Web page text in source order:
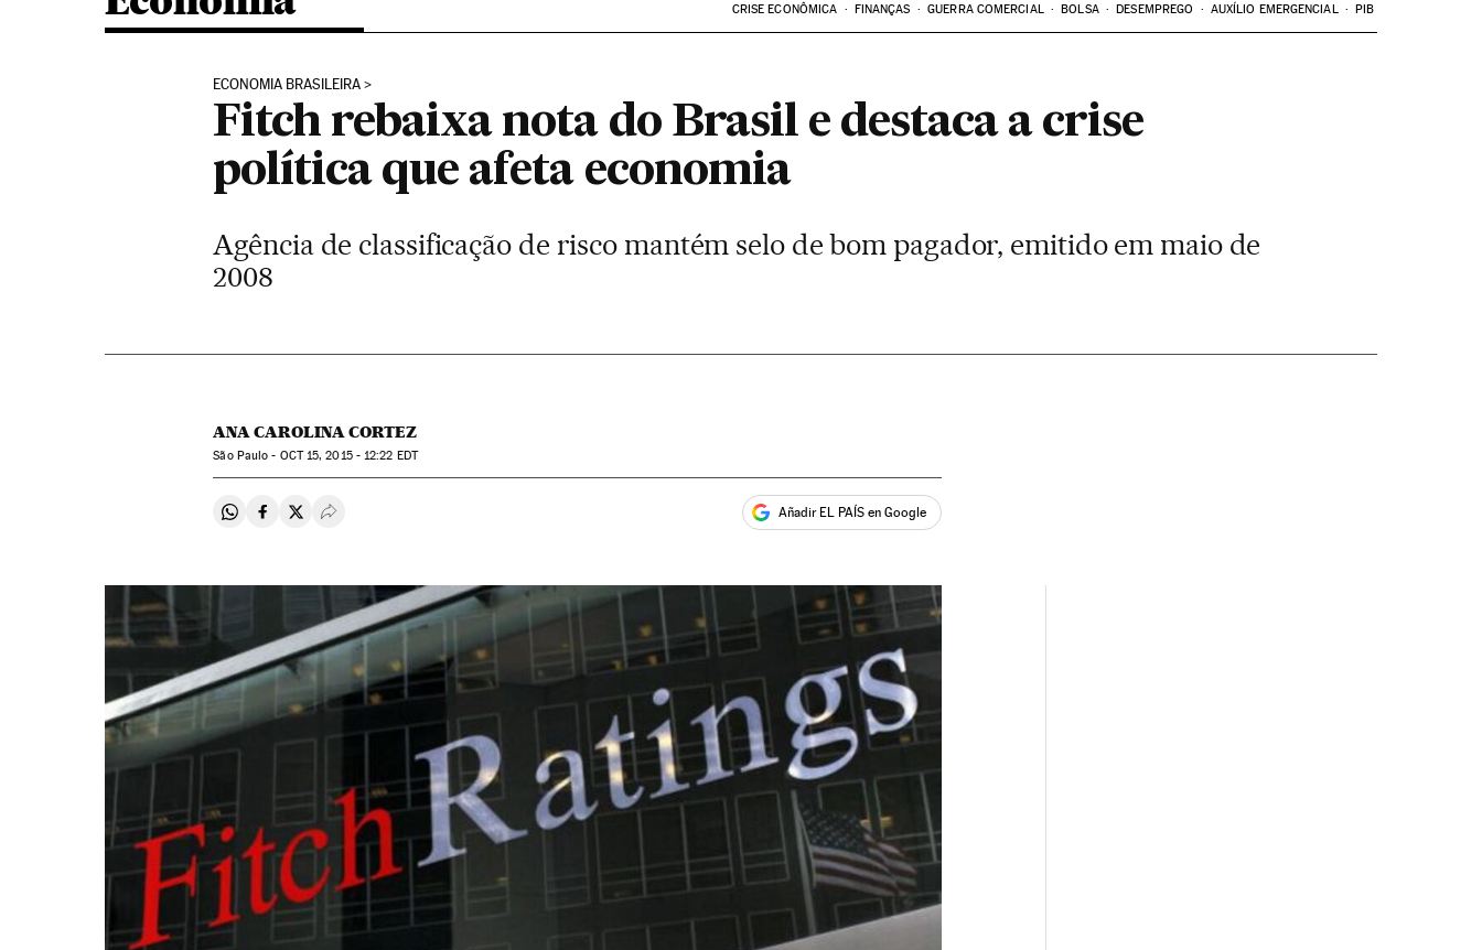
CRISE ECONÔMICA FINANÇAS GUERRA COMERCIAL BOLSA DESEMPREGO AUXÍLIO EMERGENCIAL PIB
ECONOMIA BRASILEIRA
Fitch rebaixa nota do Brasil e destaca a crise
política que afeta economia
Agência de classificação de risco mantém selo de bom pagador, emitido em maio de
2008
ANA CAROLINA CORTEZ
São Paulo - OCT15, 2015 - 12:22 EDT
Compartir en Whatsapp
Compartir en Facebook
Compartir en Twitter
Desplegar Redes Sociales Añadir EL PAÍS en Google